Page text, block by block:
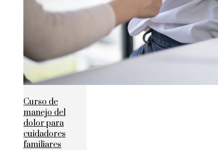
Curso de
manejo del
dolor para
cuidadores
familiares